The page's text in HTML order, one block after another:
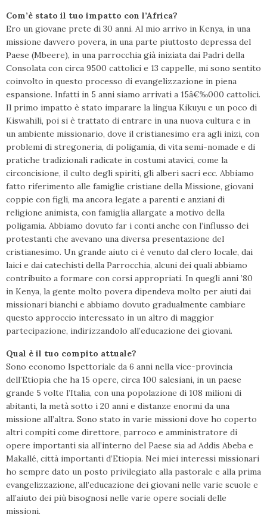
Com’è stato il tuo impatto con l’Africa?
Ero un giovane prete di 30 anni. Al mio arrivo in Kenya, in una
missione davvero povera, in una parte piuttosto depressa del
Paese (Mbeere), in una parrocchia già iniziata dai Padri della
Consolata con circa 9500 cattolici e 13 cappelle, mi sono sentito
coinvolto in questo processo di evangelizzazione in piena
espansione. Infatti in 5 anni siamo arrivati a 15â€‰000 cattolici.
Il primo impatto è stato imparare la lingua Kikuyu e un poco di
Kiswahili, poi si è trattato di entrare in una nuova cultura e in
un ambiente missionario, dove il cristianesimo era agli inizi, con
problemi di stregoneria, di poligamia, di vita semi-nomade e di
pratiche tradizionali radicate in costumi atavici, come la
circoncisione, il culto degli spiriti, gli alberi sacri ecc. Abbiamo
fatto riferimento alle famiglie cristiane della Missione, giovani
coppie con figli, ma ancora legate a parenti e anziani di
religione animista, con famiglia allargate a motivo della
poligamia. Abbiamo dovuto far i conti anche con l’influsso dei
protestanti che avevano una diversa presentazione del
cristianesimo. Un grande aiuto ci è venuto dal clero locale, dai
laici e dai catechisti della Parrocchia, alcuni dei quali abbiamo
contribuito a formare con corsi appropriati. In quegli anni ’80
in Kenya, la gente molto povera dipendeva molto per aiuti dai
missionari bianchi e abbiamo dovuto gradualmente cambiare
questo approccio interessato in un altro di maggior
partecipazione, indirizzandolo all’educazione dei giovani.
Qual è il tuo compito attuale?
Sono economo Ispettoriale da 6 anni nella vice-provincia
dell’Etiopia che ha 15 opere, circa 100 salesiani, in un paese
grande 5 volte l’Italia, con una popolazione di 108 milioni di
abitanti, la metà sotto i 20 anni e distanze enormi da una
missione all’altra. Sono stato in varie missioni dove ho coperto
altri compiti come direttore, parroco e amministratore di
opere importanti sia all’interno del Paese sia ad Addis Abeba e
Makallé, città importanti d’Etiopia. Nei miei interessi missionari
ho sempre dato un posto privilegiato alla pastorale e alla prima
evangelizzazione, all’educazione dei giovani nelle varie scuole e
all’aiuto dei più bisognosi nelle varie opere sociali delle
missioni.